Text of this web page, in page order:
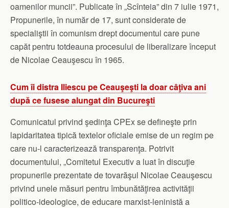
oamenilor muncii”. Publicate în „Scînteia” din 7 iulie 1971,
Propunerile, în număr de 17, sunt considerate de
specialiştii în comunism drept documentul care pune
capăt pentru totdeauna procesului de liberalizare început
de Nicolae Ceauşescu în 1965.
Cum îi distra Iliescu pe Ceauşeşti la doar câţiva ani
după ce fusese alungat din Bucureşti
Comunicatul privind şedinţa CPEx se defineşte prin
lapidaritatea tipică textelor oficiale emise de un regim pe
care nu-l caracterizează transparenţa. Potrivit
documentului, „Comitetul Executiv a luat în discuţie
propunerile prezentate de tovarăşul Nicolae Ceauşescu
privind unele măsuri pentru îmbunătăţirea activităţii
politico-ideologice, de educare marxist-leninistă a